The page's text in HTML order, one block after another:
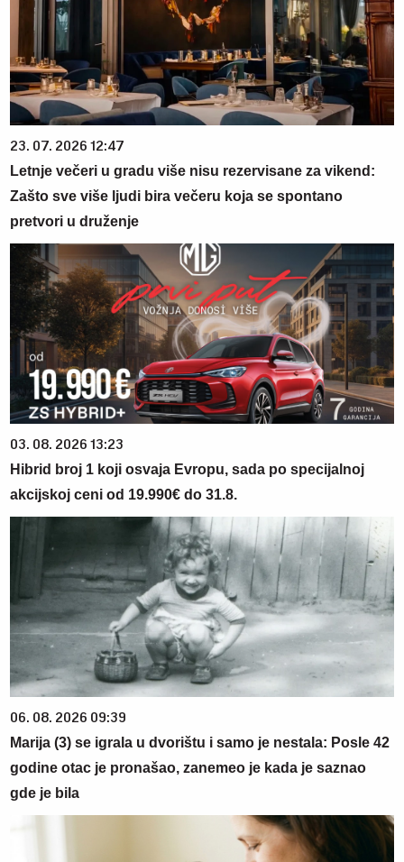
23. 07. 2026 12:47
Letnje večeri u gradu više nisu rezervisane za vikend:
Zašto sve više ljudi bira večeru koja se spontano
pretvori u druženje
03. 08. 2026 13:23
Hibrid broj 1 koji osvaja Evropu, sada po specijalnoj
akcijskoj ceni od 19.990€ do 31.8.
06. 08. 2026 09:39
Marija (3) se igrala u dvorištu i samo je nestala: Posle 42
godine otac je pronašao, zanemeo je kada je saznao
gde je bila